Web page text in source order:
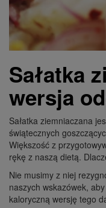
Sałatka
wersja
Sałatka ziemniaczana
świątecznych
Większość z
rękę z naszą dietą.
Nie musimy z niej
naszych wskazówek,
kaloryczną wersję tego